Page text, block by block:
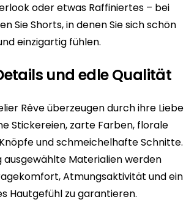
oder etwas Raffiniertes – bei
Sie Shorts, in denen Sie sich schön
einzigartig fühlen.
und edle Qualität
Rêve überzeugen durch ihre Liebe
Stickereien, zarte Farben, florale
und schmeichelhafte Schnitte.
ausgewählte Materialien werden
Atmungsaktivität und ein
Hautgefühl zu garantieren.